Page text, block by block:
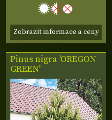
Zobrazit informace a ceny
Pinus nigra 'OREGON
GREEN'